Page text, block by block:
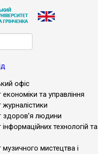
офіс
та управління
здоров’я людини
технологій та
мистецтва і